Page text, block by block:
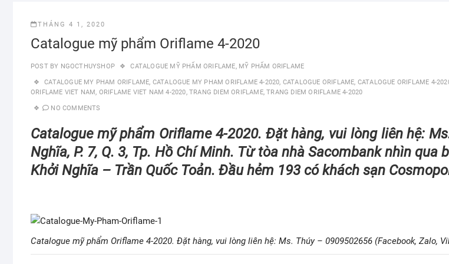
THÁNG 4 1, 2020
Catalogue mỹ phẩm Oriflame 4-2020
POST BY NGOCTHUYSHOP CATALOGUE MỸ PHẨM ORIFLAME, MỸ PHẨM ORIFLAME
CATALOGUE MY PHAM ORIFLAME, CATALOGUE MY PHAM ORIFLAME 4-2020, CATALOGUE ORIFLAME, CATALOGUE ORIFLAME 4-
ORIFLAME VIET NAM, ORIFLAME VIET NAM 4-2020,TRANG DIEM ORIFLAME,TRANG DIEM ORIFLAME 4-2020
NO COMMENTS
Catalogue mỹ phẩm Oriflame 4-2020. Đặt hàng, vui lòng liên hệ:
Nghĩa, P. 7, Q. 3, Tp. Hồ Chí Minh. Từ tòa nhà Sacombank nhìn
Khởi Nghĩa – Trần Quốc Toản. Đầu hẻm 193 có khách sạn
Catalogue mỹ phẩm Oriflame 4-2020. Đặt hàng, vui lòng liên hệ: Ms. Thúy – 0909502656 (Facebook, Zalo,